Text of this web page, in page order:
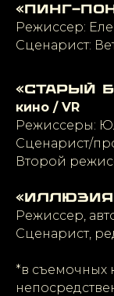
«Пинг-
Режиссер:
Сценарист:
«Старый
кино / VR
Режиссеры:
Сценарист/
Второй
Режиссер,
Сценарист,
*в съемочных